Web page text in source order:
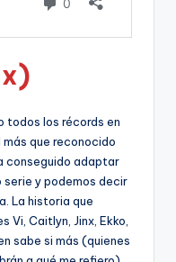
todos los récords en
que reconocido
conseguido adaptar
serie y podemos decir
La historia que
Vi, Caitlyn, Jinx, Ekko,
sabe si más (quienes